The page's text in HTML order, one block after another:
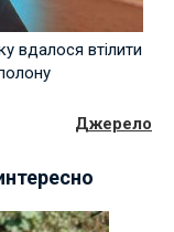
вдалося втілити
Джерело